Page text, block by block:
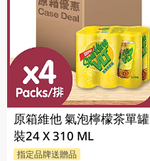
原箱維他 氣泡檸檬茶單罐
裝24 X 310 ML
指定品牌送贈品